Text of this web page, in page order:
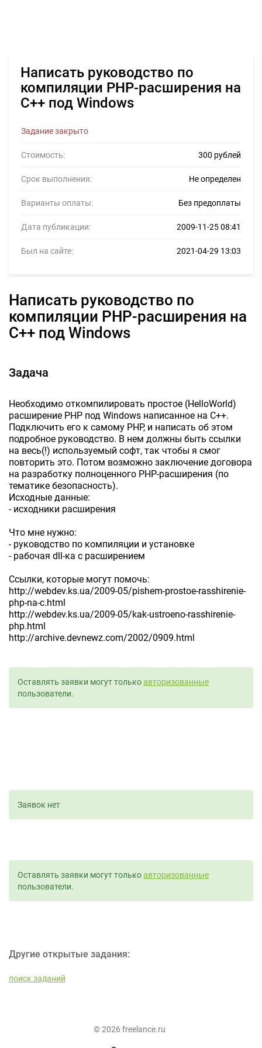
Написать руководство по
компиляции PHP-расширения на
C++ под Windows
Задание закрыто
Стоимость: 300 рублей
Срок выполнения: Не определен
Варианты оплаты: Без предоплаты
Дата публикации: 2009-11-25 08:41
Был на сайте: 2021-04-29 13:03
Написать руководство по
компиляции PHP-расширения на
C++ под Windows
Задача
Необходимо откомпилировать простое (HelloWorld)
расширение PHP под Windows написанное на C++.
Подключить его к самому PHP, и написать об этом
подробное руководство. В нем должны быть ссылки
на весь(!) используемый софт, так чтобы я смог
повторить это. Потом возможно заключение договора
на разработку полноценного PHP-расширения (по
тематике безопасность).
Исходные данные:
- исходники расширения
Что мне нужно:
- руководство по компиляции и установке
- рабочая dll-ка с расширением
Ссылки, которые могут помочь:
http://webdev.ks.ua/2009-05/pishem-prostoe-rasshirenie-
php-na-c.html
http://webdev.ks.ua/2009-05/kak-ustroeno-rasshirenie-
php.html
http://archive.devnewz.com/2002/0909.html
Оставлять заявки могут толькоавторизованные
пользователи.
Заявок нет
Оставлять заявки могут толькоавторизованные
пользователи.
Другие открытые задания:
поиск заданий
© 2026 freelance.ru